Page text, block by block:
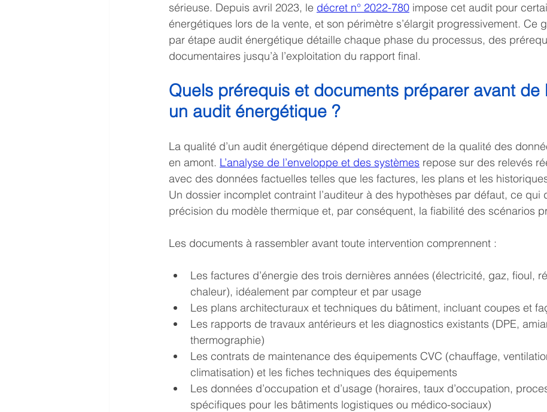
sérieuse. Depuis avril 2023, le décret n° 2022-780 impose cet audit pour
énergétiques lors de la vente, et son périmètre s’élargit progressivement. Ce
par étape audit énergétique détaille chaque phase du processus, des
documentaires jusqu’à l’exploitation du rapport final.
Quels prérequis et documents préparer avant de
un audit énergétique ?
La qualité d’un audit énergétique dépend directement de la qualité des
en amont. L’analyse de l’enveloppe et des systèmes repose sur des relevés
avec des données factuelles telles que les factures, les plans et les
Un dossier incomplet contraint l’auditeur à des hypothèses par défaut, ce qui
précision du modèle thermique et, par conséquent, la fiabilité des scénarios
Les documents à rassembler avant toute intervention comprennent :
Les factures d’énergie des trois dernières années (électricité, gaz, fioul,
chaleur), idéalement par compteur et par usage
Les plans architecturaux et techniques du bâtiment, incluant coupes et
Les rapports de travaux antérieurs et les diagnostics existants (DPE,
thermographie)
Les contrats de maintenance des équipements CVC (chauffage,
climatisation) et les fiches techniques des équipements
Les données d’occupation et d’usage (horaires, taux d’occupation,
spécifiques pour les bâtiments logistiques ou médico-sociaux)